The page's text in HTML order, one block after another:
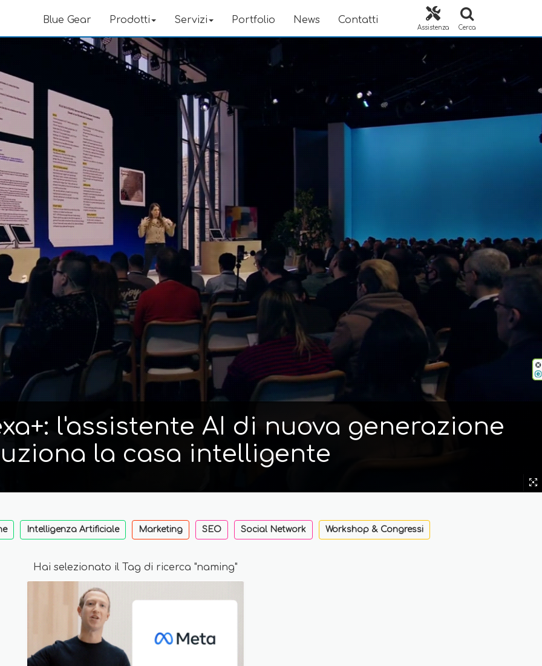
Blue Gear Prodotti Servizi Portfolio News Contatti
Assistenza Cerca
l'assistente AI di nuova generazione
la casa intelligente
Intelligenza Artificiale Marketing SEO Social Network Workshop & Congressi
Hai selezionato il Tag di ricerca "naming"